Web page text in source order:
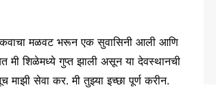
कुंकवाचा मळवट भरून एक सुवासिनी आली आणि
मी शिळेमध्ये गुप्त झाली असून या देवस्थानची
सेवा कर. मी तुझ्या इच्छा पूर्ण करीन.